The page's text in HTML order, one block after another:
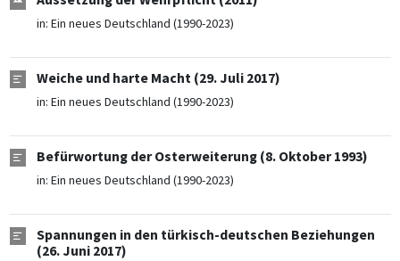
in: Ein neues Deutschland (1990-2023)
Weiche und harte Macht (29. Juli 2017)
in: Ein neues Deutschland (1990-2023)
Befürwortung der Osterweiterung (8. Oktober 1993)
in: Ein neues Deutschland (1990-2023)
Spannungen in den türkisch-deutschen Beziehungen
(26. Juni 2017)